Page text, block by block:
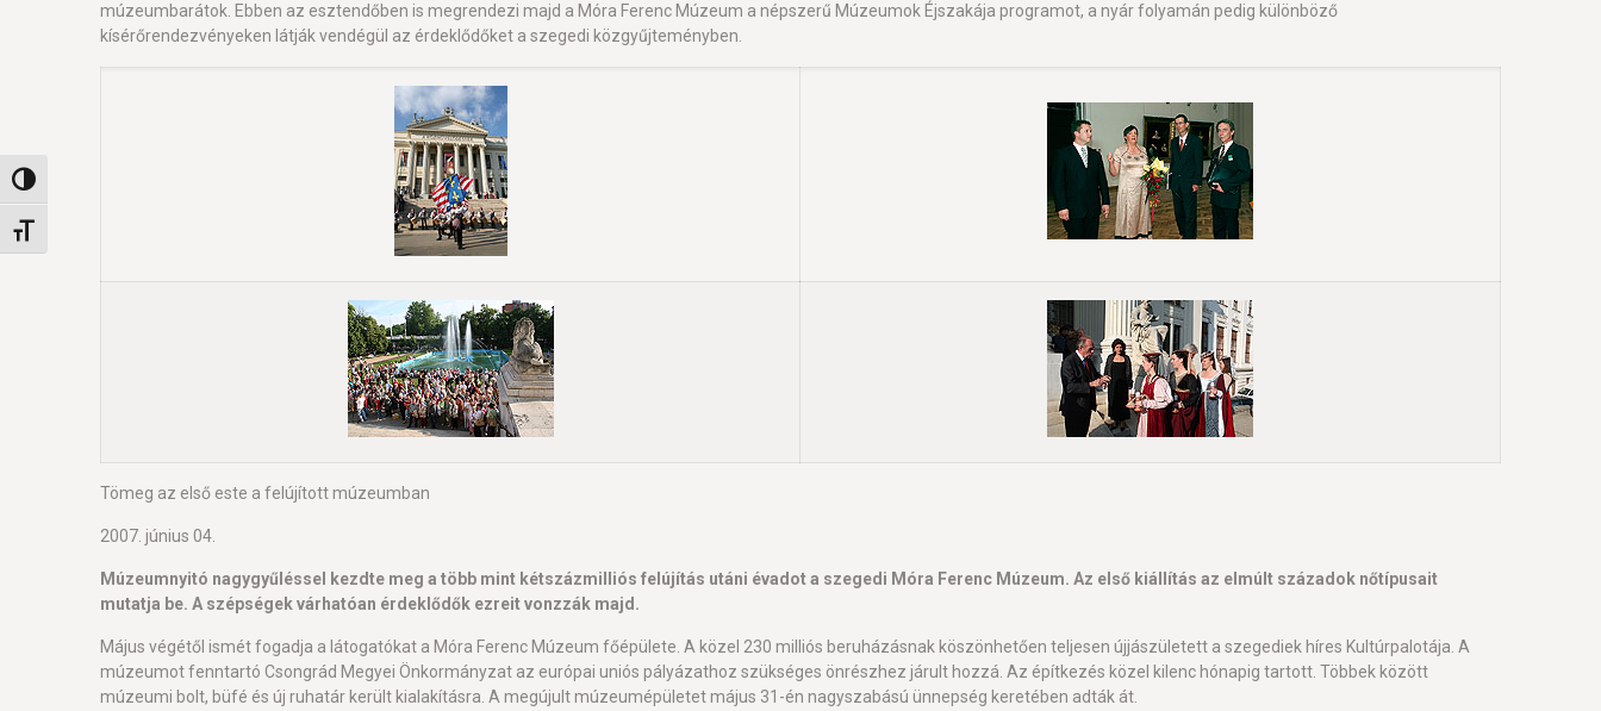
Nagy kontraszt váltása
Betűméret váltása
múzeumbarátok. Ebben az esztendőben is megrendezi majd a Móra Ferenc Múzeum a népszerű Múzeumok Éjszakája programot, a nyár folyamán pedig különböző
kísérőrendezvényeken látják vendégül az érdeklődőket a szegedi közgyűjteményben.
Tömeg az első este a felújított múzeumban
2007. június 04.
Múzeumnyitó nagygyűléssel kezdte meg a több mint kétszázmilliós felújítás utáni évadot a szegedi Móra Ferenc Múzeum. Az első kiállítás az elmúlt századok nőtípusait
mutatja be. A szépségek várhatóan érdeklődők ezreit vonzzák majd.
Május végétől ismét fogadja a látogatókat a Móra Ferenc Múzeum főépülete. A közel 230 milliós beruházásnak köszönhetően teljesen újjászületett a szegediek híres Kultúrpalotája. A
múzeumot fenntartó Csongrád Megyei Önkormányzat az európai uniós pályázathoz szükséges önrészhez járult hozzá. Az építkezés közel kilenc hónapig tartott. Többek között
múzeumi bolt, büfé és új ruhatár került kialakításra. A megújult múzeumépületet május 31-én nagyszabású ünnepség keretében adták át.